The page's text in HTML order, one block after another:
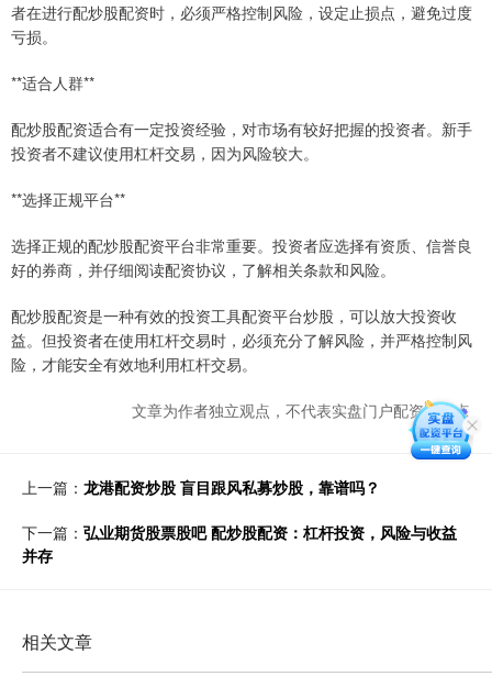
者在进行配炒股配资时，必须严格控制风险，设定止损点，避免过度
亏损。
**适合人群**
配炒股配资适合有一定投资经验，对市场有较好把握的投资者。新手
投资者不建议使用杠杆交易，因为风险较大。
**选择正规平台**
选择正规的配炒股配资平台非常重要。投资者应选择有资质、信誉良
好的券商，并仔细阅读配资协议，了解相关条款和风险。
配炒股配资是一种有效的投资工具配资平台炒股，可以放大投资收
益。但投资者在使用杠杆交易时，必须充分了解风险，并严格控制风
险，才能安全有效地利用杠杆交易。
文章为作者独立观点，不代表实盘门户配资网观点
上一篇： 龙港配资炒股 盲目跟风私募炒股，靠谱吗？
下一篇： 弘业期货股票股吧 配炒股配资：杠杆投资，风险与收益
并存
相关文章